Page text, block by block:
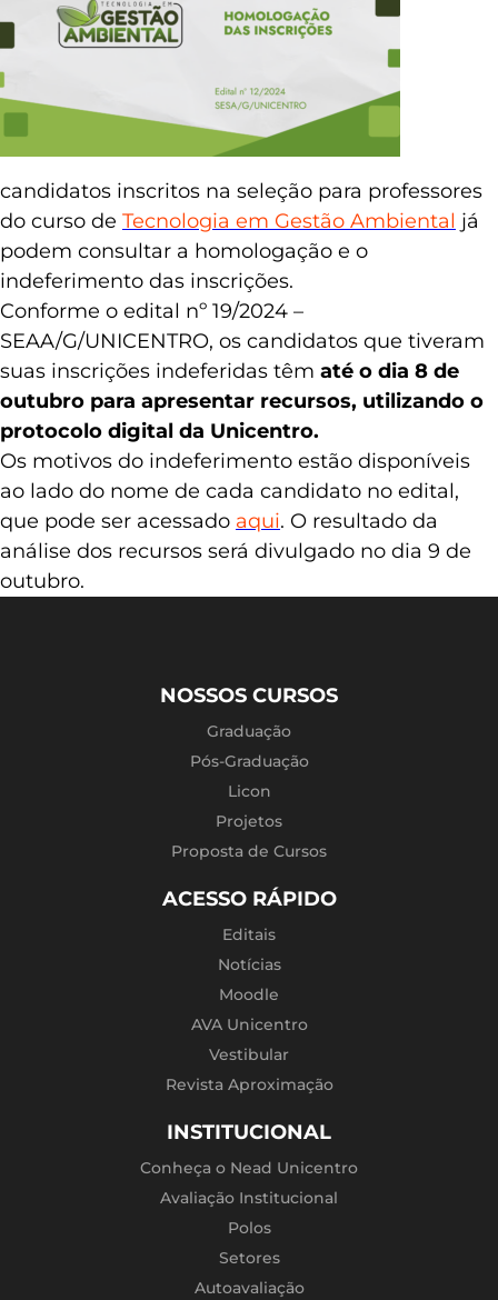
candidatos inscritos na seleção para professores
do curso de Tecnologia em Gestão Ambiental já
podem consultar a homologação e o
indeferimento das inscrições.
Conforme o edital nº 19/2024 –
SEAA/G/UNICENTRO, os candidatos que tiveram
suas inscrições indeferidas têm até o dia 8 de
outubro para apresentar recursos, utilizando o
protocolo digital da Unicentro.
Os motivos do indeferimento estão disponíveis
ao lado do nome de cada candidato no edital,
que pode ser acessado aqui. O resultado da
análise dos recursos será divulgado no dia 9 de
outubro.
NOSSOS CURSOS
Graduação
Pós-Graduação
Licon
Projetos
Proposta de Cursos
ACESSO RÁPIDO
Editais
Notícias
Moodle
AVA Unicentro
Vestibular
Revista Aproximação
INSTITUCIONAL
Conheça o Nead Unicentro
Avaliação Institucional
Polos
Setores
Autoavaliação